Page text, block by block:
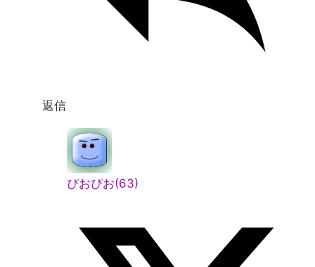
返信
ぴおぴお(63)